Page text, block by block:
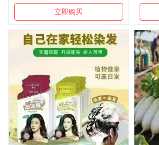
立即购买